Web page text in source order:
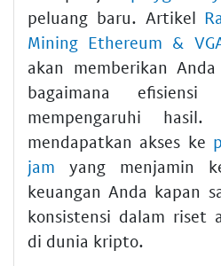
peluang baru. Artikel
Mining Ethereum &
akan memberikan
bagaimana efisiensi
mempengaruhi
mendapatkan akses ke
jam yang menjamin
keuangan Anda kapan
konsistensi dalam riset
di dunia kripto.